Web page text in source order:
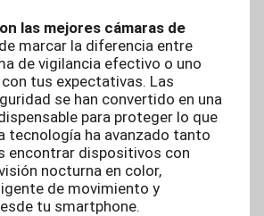
las mejores cámaras de
marcar la diferencia entre
de vigilancia efectivo o uno
tus expectativas. Las
se han convertido en una
para proteger lo que
tecnología ha avanzado tanto
encontrar dispositivos con
nocturna en color,
de movimiento y
tu smartphone.